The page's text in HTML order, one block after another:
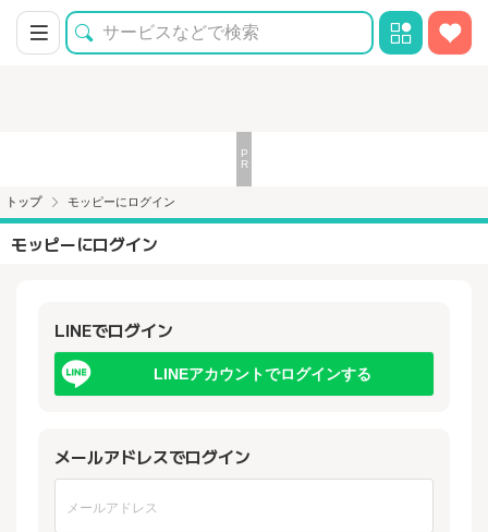
トップ モッピーにログイン
モッピーにログイン
LINEでログイン
LINEアカウントでログインする
メールアドレスでログイン